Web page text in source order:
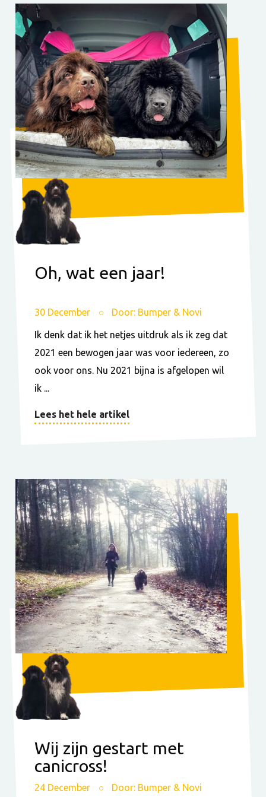
Oh, wat een jaar!
30 December Door: Bumper & Novi
Ik denk dat ik het netjes uitdruk als ik zeg dat
2021 een bewogen jaar was voor iedereen, zo
ook voor ons. Nu 2021 bijna is afgelopen wil
ik ...
Lees het hele artikel
Wij zijn gestart met
canicross!
24 December Door: Bumper & Novi